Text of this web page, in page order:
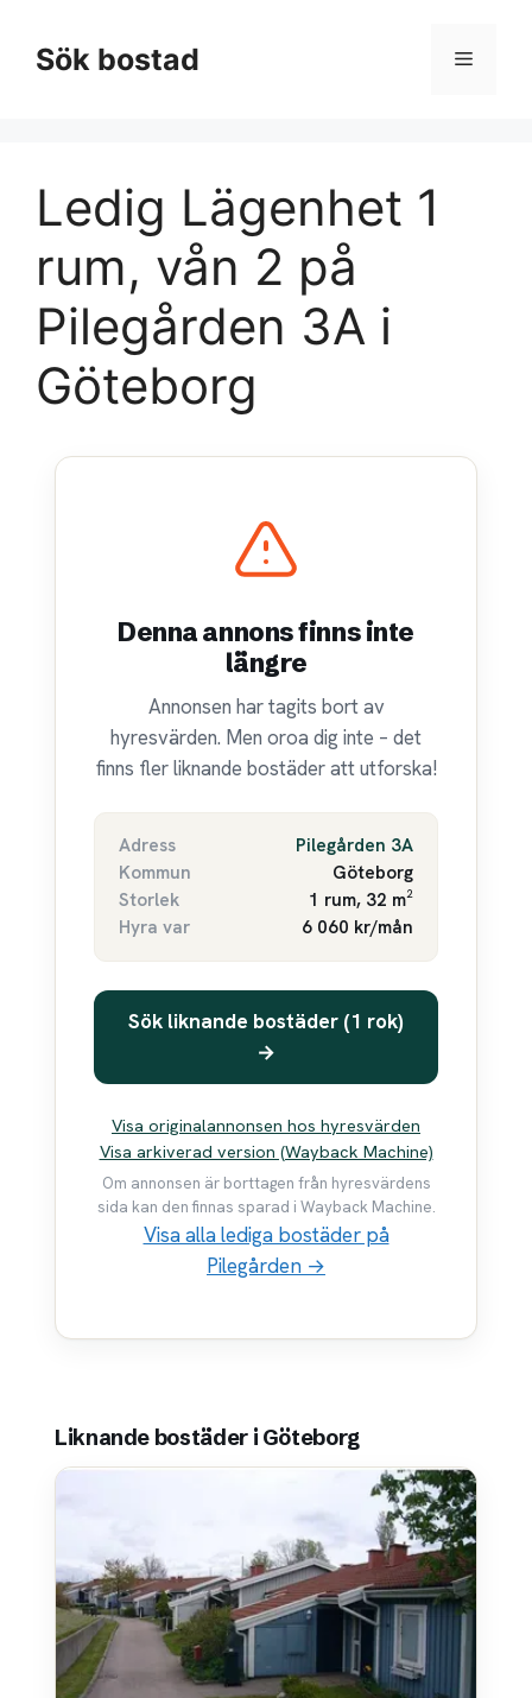
innehållSök bostad Meny
Ledig Lägenhet 1
rum, vån 2 på
Pilegården 3A i
Göteborg
Denna annons finns inte
längre
Annonsen har tagits bort av
hyresvärden. Men oroa dig inte – det
finns fler liknande bostäder att utforska!
Adress
Pilegården 3A
Kommun
Göteborg
Storlek
1 rum, 32 m²
Hyra var
6 060 kr/mån
Sök liknande bostäder (1 rok)
→
Visa originalannonsen hos hyresvärden
Visa arkiverad version (Wayback Machine)
Om annonsen är borttagen från hyresvärdens
sida kan den finnas sparad i Wayback Machine.
Visa alla lediga bostäder på
Pilegården →
Liknande bostäder i Göteborg